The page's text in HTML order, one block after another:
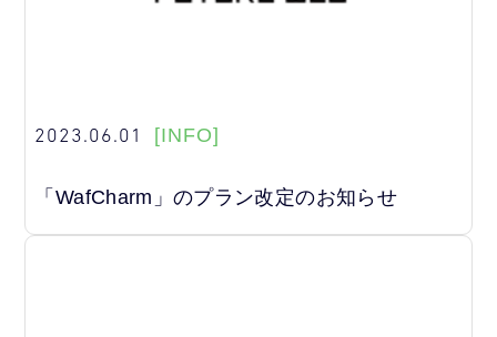
2023.06.01 [INFO]
「WafCharm」のプラン改定のお知らせ